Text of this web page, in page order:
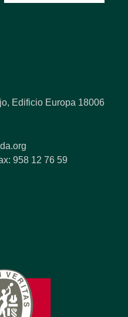
Edificio Europa 18006
958 12 76 59